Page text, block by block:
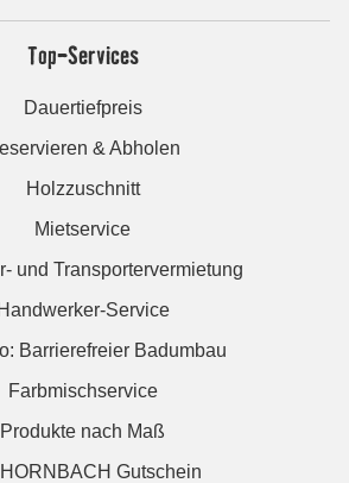
Top-Services
Dauertiefpreis
& Abholen
Holzzuschnitt
Mietservice
und Transportervermietung
Handwerker-Service
Barrierefreier Badumbau
Farbmischservice
Produkte nach Maß
Gutschein